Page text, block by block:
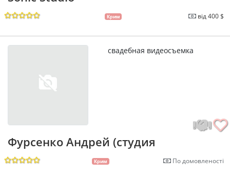
Крим від 400 $
свадебная видеосъемка
Фурсенко Андрей (студия
Крим По домовленості